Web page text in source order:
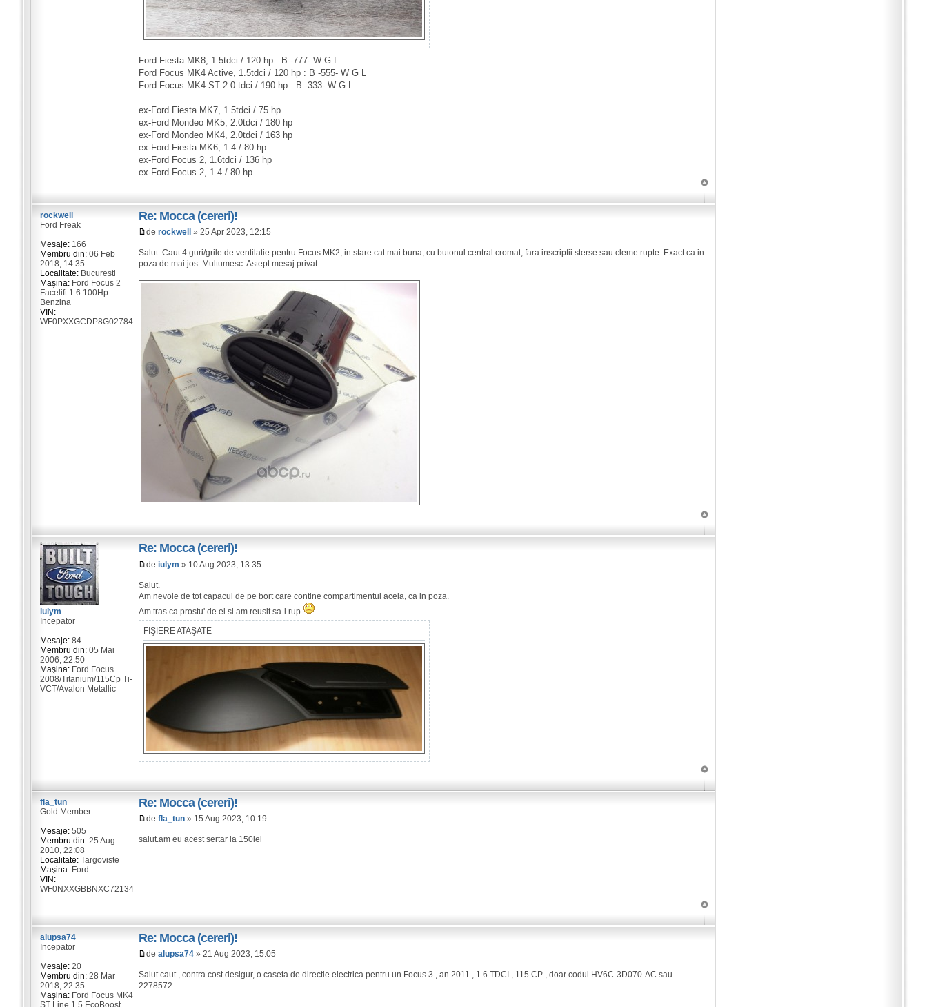
Ford Fiesta MK8, 1.5tdci / 120 hp : B -777- W G L
Ford Focus MK4 Active, 1.5tdci / 120 hp : B -555- W G L
Ford Focus MK4 ST 2.0 tdci / 190 hp : B -333- W G L
ex-Ford Fiesta MK7, 1.5tdci / 75 hp
ex-Ford Mondeo MK5, 2.0tdci / 180 hp
ex-Ford Mondeo MK4, 2.0tdci / 163 hp
ex-Ford Fiesta MK6, 1.4 / 80 hp
ex-Ford Focus 2, 1.6tdci / 136 hp
ex-Ford Focus 2, 1.4 / 80 hp
Re: Mocca (cereri)!
derockwell » 25 Apr 2023, 12:15
Salut. Caut 4 guri/grile de ventilatie pentru Focus MK2, in stare cat mai buna, cu butonul central cromat, fara inscriptii sterse sau cleme rupte. Exact ca in
poza de mai jos. Multumesc. Astept mesaj privat.
rockwell
Ford Freak
Mesaje:166
Membru din:06 Feb
2018, 14:35
Localitate:Bucuresti
Maşina:Ford Focus 2
Facelift 1.6 100Hp
Benzina
VIN:
WF0PXXGCDP8G02784
Re: Mocca (cereri)!
deiulym » 10 Aug 2023, 13:35
Salut.
Am nevoie de tot capacul de pe bort care contine compartimentul acela, ca in poza.
Am tras ca prostu' de el si am reusit sa-l rup
FIŞIERE ATAŞATE
iulym
Incepator
Mesaje:84
Membru din:05 Mai
2006, 22:50
Maşina:Ford Focus
2008/Titanium/115Cp Ti-
VCT/Avalon Metallic
Re: Mocca (cereri)!
defla_tun » 15 Aug 2023, 10:19
salut.am eu acest sertar la 150lei
fla_tun
Gold Member
Mesaje:505
Membru din:25 Aug
2010, 22:08
Localitate:Targoviste
Maşina:Ford
VIN:
WF0NXXGBBNXC72134
Re: Mocca (cereri)!
dealupsa74 » 21 Aug 2023, 15:05
Salut caut , contra cost desigur, o caseta de directie electrica pentru un Focus 3 , an 2011 , 1.6 TDCI , 115 CP , doar codul HV6C-3D070-AC sau
2278572.
alupsa74
Incepator
Mesaje:20
Membru din:28 Mar
2018, 22:35
Maşina:Ford Focus MK4
ST Line 1.5 EcoBoost